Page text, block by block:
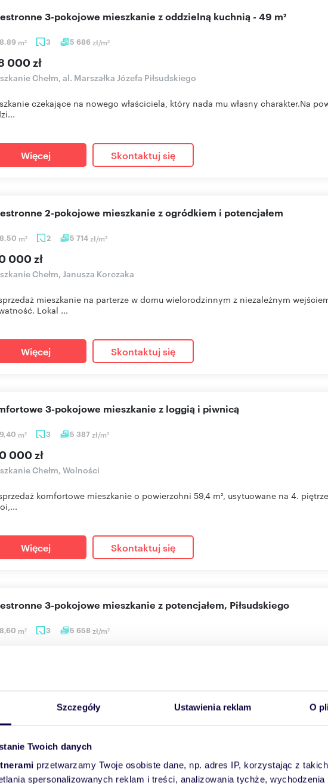
Szczegóły Ustawienia reklam O
Twoich danych
przetwarzamy Twoje osobiste dane, np. adres IP, korzystając z
spersonalizowanych reklam i treści, analizowania tychże, wychodzenia
m2 3 5 686zł/m2
3-pokojowe mieszkanie z oddzielną kuchnią - 49 m²
000 zł
Chełm, al. Marszałka Józefa Piłsudskiego
czekające na nowego właściciela, który nada mu własny charakter.Na
Więcej Skontaktuj się
m2 2 5 714zł/m2
2-pokojowe mieszkanie z ogródkiem i potencjałem
000 zł
Chełm, Janusza Korczaka
mieszkanie na parterze w domu wielorodzinnym z niezależnym
Lokal ...
Więcej Skontaktuj się
m2 3 5 387zł/m2
3-pokojowe mieszkanie z loggią i piwnicą
000 zł
Chełm, Wolności
komfortowe mieszkanie o powierzchni 59,4 m², usytuowane na 4.
Więcej Skontaktuj się
m2 3 5 658 zł/m2
3-pokojowe mieszkanie z potencjałem, Piłsudskiego
sprzedaż przestronne i bardzo ustawne mieszkanie z dużym potencjałem
Więcej